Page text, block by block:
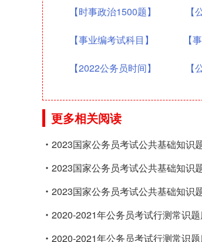
【时事政治1500题】 【
【事业编考试科目】 【
【2022公务员时间】 【
更多相关阅读
2023国家公务员考试公共基础知识
2023国家公务员考试公共基础知识
2023国家公务员考试公共基础知识
2020-2021年公务员考试行测常识题
2020-2021年公务员考试行测常识题